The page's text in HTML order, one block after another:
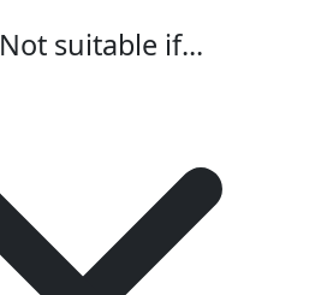
Not suitable if...